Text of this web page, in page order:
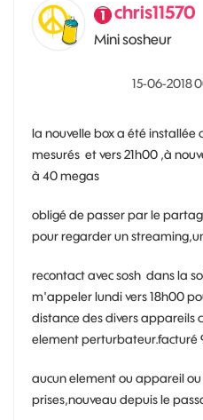
chris11570
Mini sosheur
‎15-06-2018
la nouvelle box a été installée
mesurés et vers 21h00 ,à
à 40 megas
obligé de passer par le
pour regarder un
recontact avec sosh dans la
m'appeler lundi vers 18h00
distance des divers appareils
element perturbateur.facturé
aucun element ou appareil
prises,nouveau depuis le